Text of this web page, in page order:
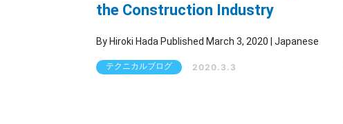
the Construction Industry
By Hiroki Hada Published March 3, 2020 | Japanese
テクニカルブログ 2020.3.3